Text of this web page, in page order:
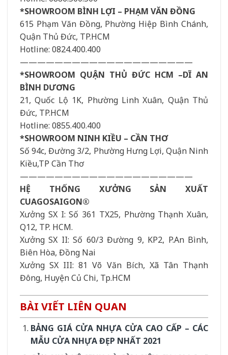
*SHOWROOM BÌNH LỢI – PHẠM VĂN ĐỒNG
615 Phạm Văn Đồng, Phường Hiệp Bình Chánh,
Quận Thủ Đức, TP.HCM
Hotline: 0824.400.400
————————————————————
*SHOWROOM QUẬN THỦ ĐỨC HCM –DĨ AN
BÌNH DƯƠNG
21, Quốc Lộ 1K, Phường Linh Xuân, Quận Thủ
Đức, TP.HCM
Hotline: 0855.400.400
*SHOWROOM NINH KIỀU – CẦN THƠ
Số 94c, Đường 3/2, Phường Hưng Lợi, Quận Ninh
Kiều,TP Cần Thơ
————————————————————
HỆ THỐNG XƯỞNG SẢN XUẤT
CUAGOSAIGON®
Xưởng SX I: Số 361 TX25, Phường Thạnh Xuân,
Q12, TP. HCM.
Xưởng SX II: Số 60/3 Đường 9, KP2, P.An Bình,
Biên Hòa, Đồng Nai
Xưởng SX III: 81 Võ Văn Bích, Xã Tân Thạnh
Đông, Huyện Củ Chi, Tp.HCM
BÀI VIẾT LIÊN QUAN
BẢNG GIÁ CỬA NHỰA CỬA CAO CẤP – CÁC
MẪU CỬA NHỰA ĐẸP NHẤT 2021